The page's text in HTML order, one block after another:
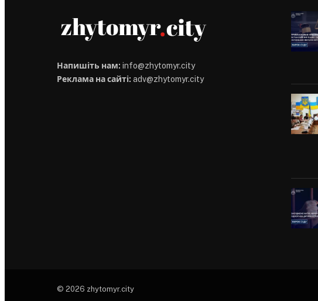
Напишіть нам: info@zhytomyr.city
Реклама на сайті: adv@zhytomyr.city
© 2026 zhytomyr.city